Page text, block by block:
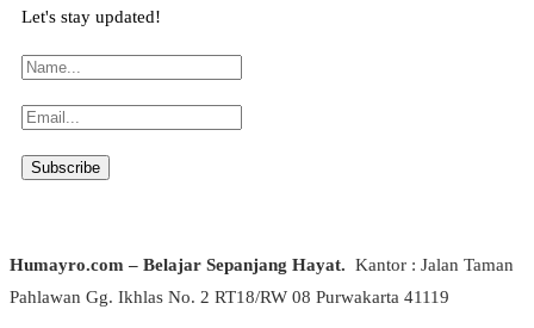
Let's stay updated!
Humayro.com – Belajar Sepanjang Hayat. Kantor : Jalan Taman
Pahlawan Gg. Ikhlas No. 2 RT18/RW 08 Purwakarta 41119